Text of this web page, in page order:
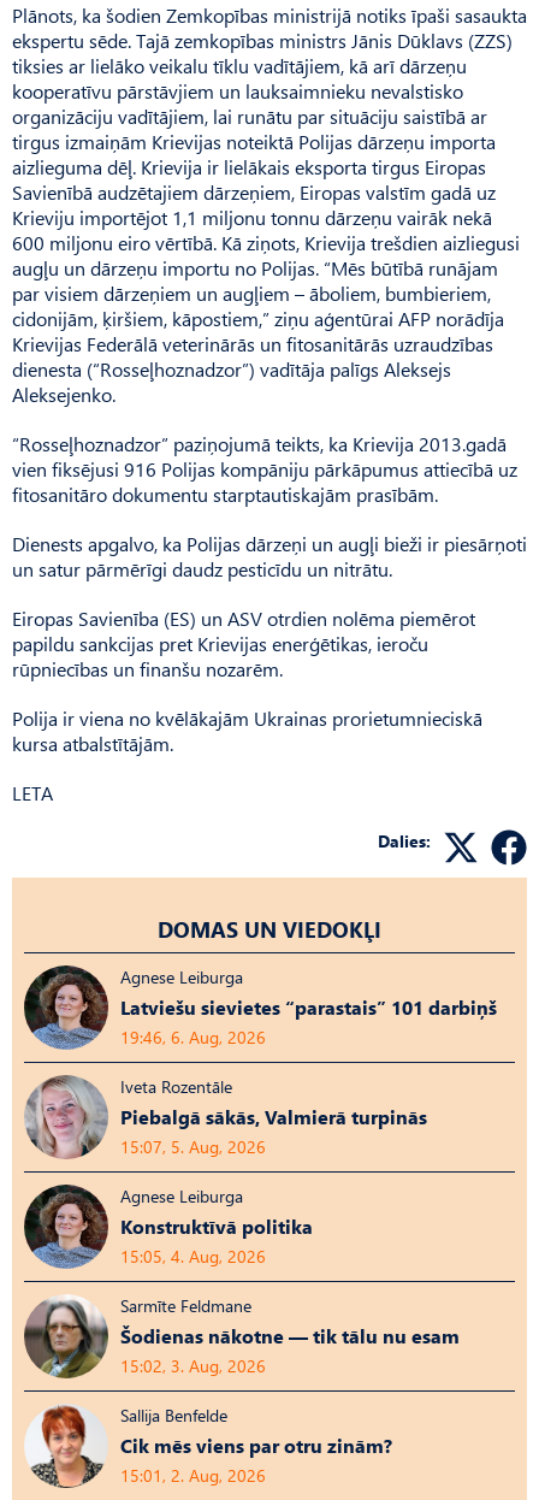
Plānots, ka šodien Zemkopības ministrijā notiks īpaši sasaukta
ekspertu sēde. Tajā zemkopības ministrs Jānis Dūklavs (ZZS)
tiksies ar lielāko veikalu tīklu vadītājiem, kā arī dārzeņu
kooperatīvu pārstāvjiem un lauksaimnieku nevalstisko
organizāciju vadītājiem, lai runātu par situāciju saistībā ar
tirgus izmaiņām Krievijas noteiktā Polijas dārzeņu importa
aizlieguma dēļ. Krievija ir lielākais eksporta tirgus Eiropas
Savienībā audzētajiem dārzeņiem, Eiropas valstīm gadā uz
Krieviju importējot 1,1 miljonu tonnu dārzeņu vairāk nekā
600 miljonu eiro vērtībā. Kā ziņots, Krievija trešdien aizliegusi
augļu un dārzeņu importu no Polijas. “Mēs būtībā runājam
par visiem dārzeņiem un augļiem – āboliem, bumbieriem,
cidonijām, ķiršiem, kāpostiem,” ziņu aģentūrai AFP norādīja
Krievijas Federālā veterinārās un fitosanitārās uzraudzības
dienesta (“Rosseļhoznadzor”) vadītāja palīgs Aleksejs
Aleksejenko.
“Rosseļhoznadzor” paziņojumā teikts, ka Krievija 2013.gadā
vien fiksējusi 916 Polijas kompāniju pārkāpumus attiecībā uz
fitosanitāro dokumentu starptautiskajām prasībām.
Dienests apgalvo, ka Polijas dārzeņi un augļi bieži ir piesārņoti
un satur pārmērīgi daudz pesticīdu un nitrātu.
Eiropas Savienība (ES) un ASV otrdien nolēma piemērot
papildu sankcijas pret Krievijas enerģētikas, ieroču
rūpniecības un finanšu nozarēm.
Polija ir viena no kvēlākajām Ukrainas prorietumnieciskā
kursa atbalstītājām.
LETA
Dalies:
DOMAS UN VIEDOKĻI
Agnese Leiburga
Latviešu sievietes “parastais” 101 darbiņš
19:46, 6. Aug, 2026
Iveta Rozentāle
Piebalgā sākās, Valmierā turpinās
15:07, 5. Aug, 2026
Agnese Leiburga
Konstruktīvā politika
15:05, 4. Aug, 2026
Sarmīte Feldmane
Šodienas nākotne — tik tālu nu esam
15:02, 3. Aug, 2026
Sallija Benfelde
Cik mēs viens par otru zinām?
15:01, 2. Aug, 2026